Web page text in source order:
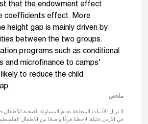
that the endowment effect
coefficients effect. More
height gap is mainly driven by
between the two groups.
programs such as conditional
and microfinance to camps’
to reduce the child
ملخص
لا تزال الأدبيات المتعلقة بعدم المساواة الصحية
في الأردن قليلة. لاحظنا فرقًا واضحًا بين الأطفال